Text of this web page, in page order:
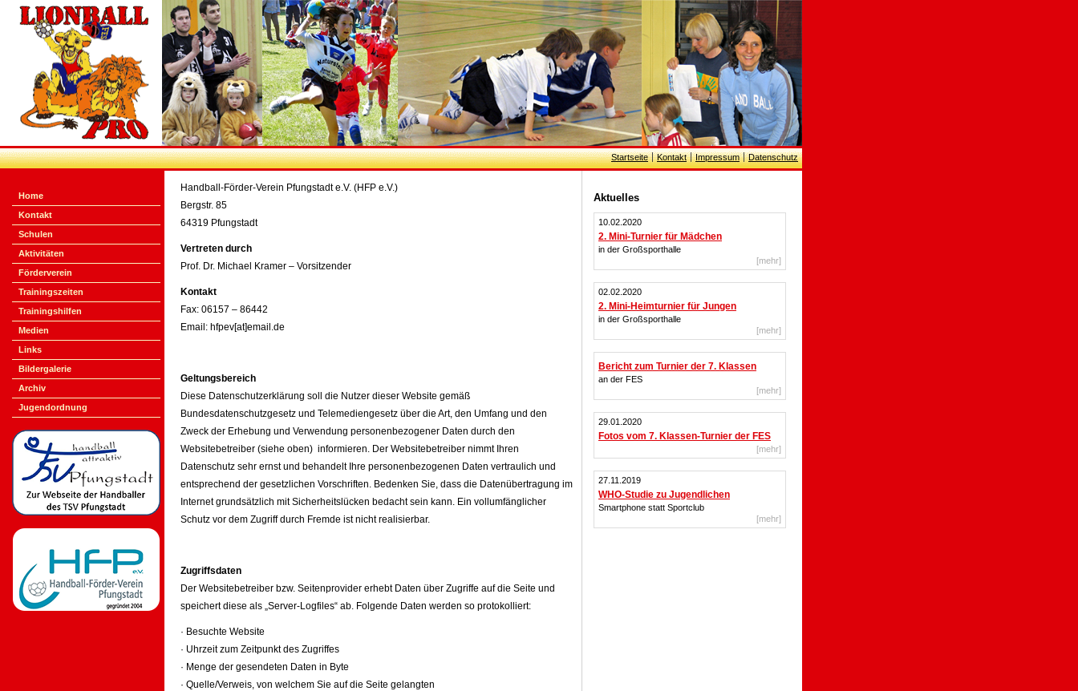
Startseite Kontakt Impressum Datenschutz
Home
Kontakt
Schulen
Aktivitäten
Förderverein
Trainingszeiten
Trainingshilfen
Medien
Links
Bildergalerie
Archiv
Jugendordnung
Handball-Förder-Verein Pfungstadt e.V. (HFP e.V.)
Bergstr. 85
64319 Pfungstadt
Vertreten durch
Prof. Dr. Michael Kramer – Vorsitzender
Kontakt
Fax: 06157 – 86442
Email: hfpev[at]email.de
Geltungsbereich
Diese Datenschutzerklärung soll die Nutzer dieser Website gemäß
Bundesdatenschutzgesetz und Telemediengesetz über die Art, den Umfang und den
Zweck der Erhebung und Verwendung personenbezogener Daten durch den
Websitebetreiber (siehe oben) informieren. Der Websitebetreiber nimmt Ihren
Datenschutz sehr ernst und behandelt Ihre personenbezogenen Daten vertraulich und
entsprechend der gesetzlichen Vorschriften. Bedenken Sie, dass die Datenübertragung im
Internet grundsätzlich mit Sicherheitslücken bedacht sein kann. Ein vollumfänglicher
Schutz vor dem Zugriff durch Fremde ist nicht realisierbar.
Zugriffsdaten
Der Websitebetreiber bzw. Seitenprovider erhebt Daten über Zugriffe auf die Seite und
speichert diese als „Server-Logfiles“ ab. Folgende Daten werden so protokolliert:
· Besuchte Website
· Uhrzeit zum Zeitpunkt des Zugriffes
· Menge der gesendeten Daten in Byte
· Quelle/Verweis, von welchem Sie auf die Seite gelangten
Aktuelles
10.02.2020
2. Mini-Turnier für Mädchen
in der Großsporthalle
[mehr]
02.02.2020
2. Mini-Heimturnier für Jungen
in der Großsporthalle
[mehr]
Bericht zum Turnier der 7. Klassen
an der FES
[mehr]
29.01.2020
Fotos vom 7. Klassen-Turnier der FES
[mehr]
27.11.2019
WHO-Studie zu Jugendlichen
Smartphone statt Sportclub
[mehr]